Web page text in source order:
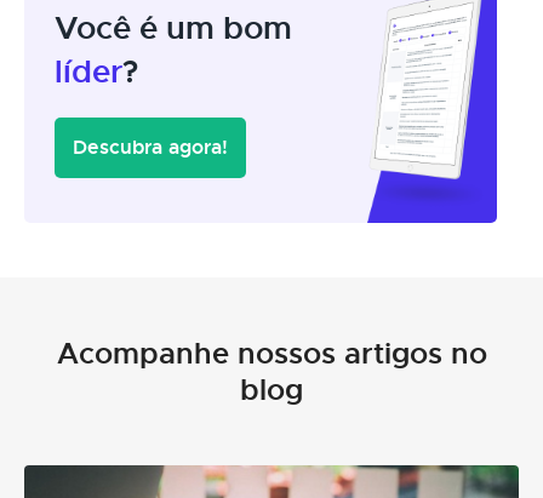
Você é um bom
líder?
Descubra agora!
Acompanhe nossos artigos no
blog